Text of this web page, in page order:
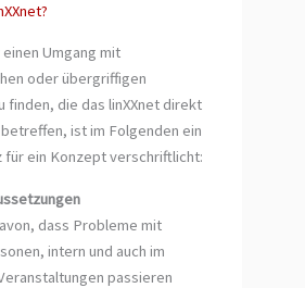
Umgang mit
oder übergriffigen
finden, die das linXXnet direkt
ist im Folgenden ein
für ein Konzept verschriftlicht:
dass Probleme mit
intern und auch im
passieren